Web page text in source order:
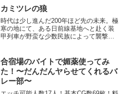
カミツレの狼
時代は少し進んだ200年ほど先の未来。極
寒の地にて、ある日前線基地へと赴く装
甲列車が野蛮な少数民族によって襲撃さ
つ一人のお姫様であった。彼女を守る
者、利用する者、そして奪う者……多く
の思惑が複雑に混ざり合うこの走る戦場
の中、今新しい物語が始まる。そんなフ
ァンタジーのようなシナリオを、近未来
合宿場のバイトで媚薬使ってみ
た！〜だんだんヤらせてくれるバ
レー部〜